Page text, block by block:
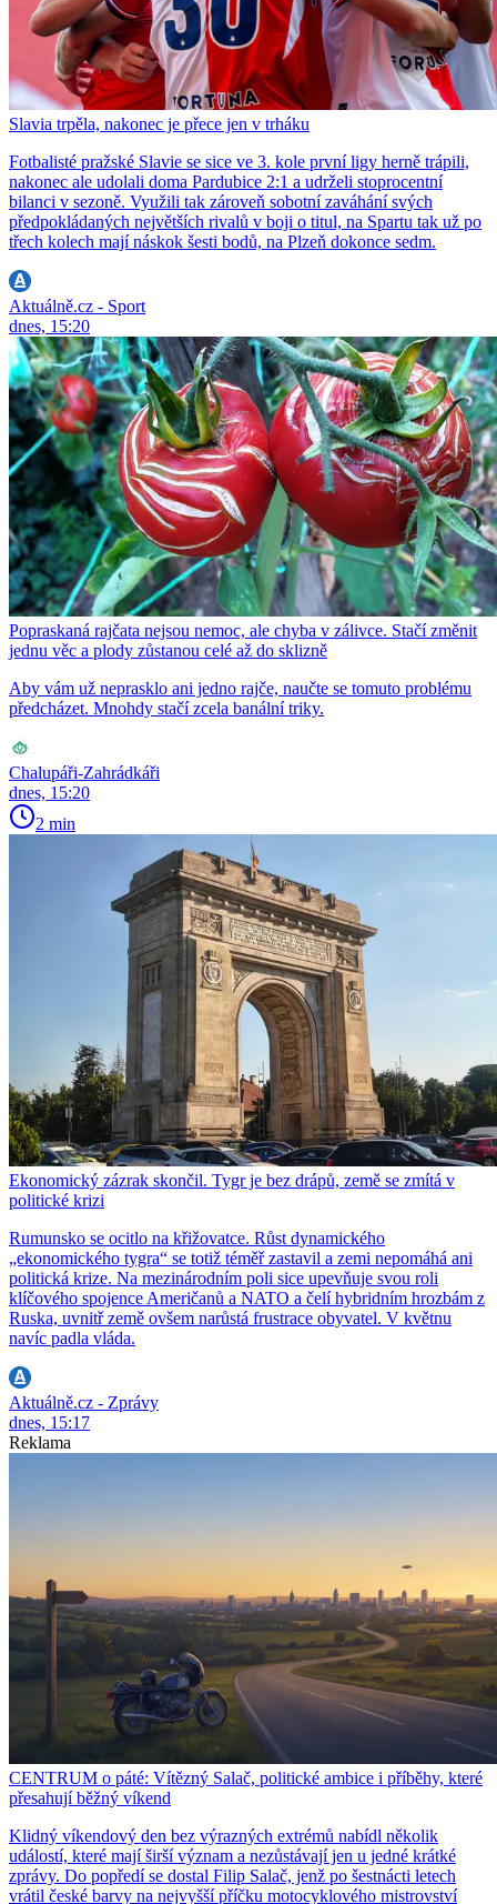
Slavia trpěla, nakonec je přece jen v trháku
Fotbalisté pražské Slavie se sice ve 3. kole první ligy herně trápili,
nakonec ale udolali doma Pardubice 2:1 a udrželi stoprocentní
bilanci v sezoně. Využili tak zároveň sobotní zaváhání svých
předpokládaných největších rivalů v boji o titul, na Spartu tak už po
třech kolech mají náskok šesti bodů, na Plzeň dokonce sedm.
Aktuálně.cz - Sport
dnes, 15:20
Popraskaná rajčata nejsou nemoc, ale chyba v zálivce. Stačí změnit
jednu věc a plody zůstanou celé až do sklizně
Aby vám už neprasklo ani jedno rajče, naučte se tomuto problému
předcházet. Mnohdy stačí zcela banální triky.
Chalupáři-Zahrádkáři
dnes, 15:20
2 min
Ekonomický zázrak skončil. Tygr je bez drápů, země se zmítá v
politické krizi
Rumunsko se ocitlo na křižovatce. Růst dynamického
„ekonomického tygra“ se totiž téměř zastavil a zemi nepomáhá ani
politická krize. Na mezinárodním poli sice upevňuje svou roli
klíčového spojence Američanů a NATO a čelí hybridním hrozbám z
Ruska, uvnitř země ovšem narůstá frustrace obyvatel. V květnu
navíc padla vláda.
Aktuálně.cz - Zprávy
dnes, 15:17
Reklama
CENTRUM o páté: Vítězný Salač, politické ambice i příběhy, které
přesahují běžný víkend
Klidný víkendový den bez výrazných extrémů nabídl několik
událostí, které mají širší význam a nezůstávají jen u jedné krátké
zprávy. Do popředí se dostal Filip Salač, jenž po šestnácti letech
vrátil české barvy na nejvyšší příčku motocyklového mistrovství